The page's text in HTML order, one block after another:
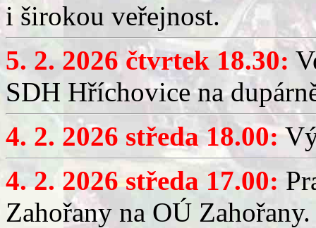
i širokou veřejnost.
5. 2. 2026 čtvrtek 18.30:
SDH Hříchovice na
4. 2. 2026 středa 18.00:
4. 2. 2026 středa 17.00:
Zahořany na OÚ Zahořany.